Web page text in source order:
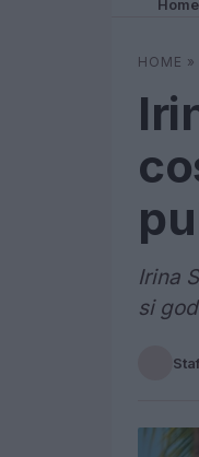
Home
HOME »
Irina
si